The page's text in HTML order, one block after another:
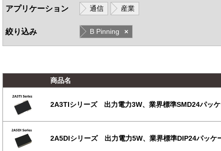
アプリケーション 通信 産業
絞り込み B Pinning ×
商品名
2A3TIシリーズ 出力電力3W、業界標準SMD24パッ
2A5DIシリーズ 出力電力5W、業界標準DIP24パッケ